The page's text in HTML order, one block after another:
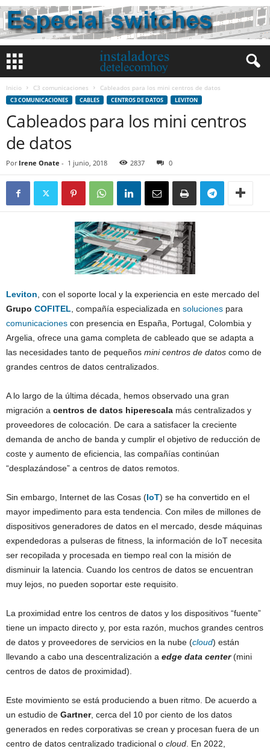
Inicio C3 comunicaciones Cableados para los mini centros de datos
C3 COMUNICACIONES CABLES CENTROS DE DATOS LEVITON
Cableados para los mini centros
de datos
Por Irene Onate - 1 junio, 2018 2837 0
Leviton , con el soporte local y la experiencia en este mercado del
Grupo COFITEL , compañía especializada en soluciones para
comunicaciones con presencia en España, Portugal, Colombia y
Argelia, ofrece una gama completa de cableado que se adapta a
las necesidades tanto de pequeños mini centros de datos como de
grandes centros de datos centralizados.
A lo largo de la última década, hemos observado una gran
migración a centros de datos hiperescala más centralizados y
proveedores de colocación. De cara a satisfacer la creciente
demanda de ancho de banda y cumplir el objetivo de reducción de
coste y aumento de eficiencia, las compañías continúan
“desplazándose” a centros de datos remotos.
Sin embargo, Internet de las Cosas (IoT) se ha convertido en el
mayor impedimento para esta tendencia. Con miles de millones de
dispositivos generadores de datos en el mercado, desde máquinas
expendedoras a pulseras de fitness, la información de IoT necesita
ser recopilada y procesada en tiempo real con la misión de
disminuir la latencia. Cuando los centros de datos se encuentran
muy lejos, no pueden soportar este requisito.
La proximidad entre los centros de datos y los dispositivos “fuente”
tiene un impacto directo y, por esta razón, muchos grandes centros
de datos y proveedores de servicios en la nube (cloud) están
llevando a cabo una descentralización a edge data center(mini
centros de datos de proximidad).
Este movimiento se está produciendo a buen ritmo. De acuerdo a
un estudio de Gartner, cerca del 10 por ciento de los datos
generados en redes corporativas se crean y procesan fuera de un
centro de datos centralizado tradicional o cloud . En 2022,